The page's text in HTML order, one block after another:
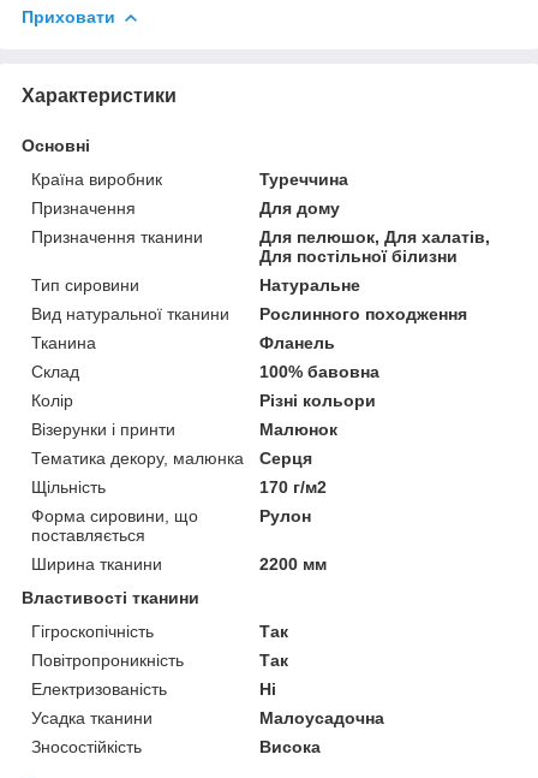
Приховати
Характеристики
Основні
Країна виробник
Туреччина
Призначення
Для дому
Призначення тканини
Для пелюшок, Для халатів,
Для постільної білизни
Тип сировини
Натуральне
Вид натуральної тканини
Рослинного походження
Тканина
Фланель
Склад
100% бавовна
Колір
Різні кольори
Візерунки і принти
Малюнок
Тематика декору, малюнка
Серця
Щільність
170 г/м2
Форма сировини, що
поставляється
Рулон
Ширина тканини
2200 мм
Властивості тканини
Гігроскопічність
Так
Повітропроникність
Так
Електризованість
Ні
Усадка тканини
Малоусадочна
Зносостійкість
Висока